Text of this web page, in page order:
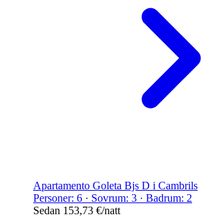
Apartamento Goleta Bjs D i Cambrils
Personer: 6 · Sovrum: 3 · Badrum: 2
Sedan 153,73 €/natt